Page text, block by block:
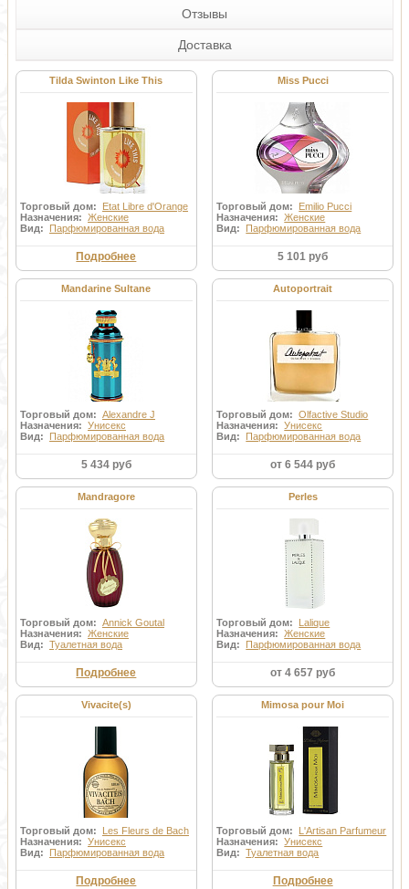
Отзывы
Доставка
Tilda Swinton Like This
Торговый дом:
Etat Libre d'Orange
Назначения: Женские
Вид:
Парфюмированная вода
Подробнее
Miss Pucci
Торговый дом:
Emilio Pucci
Назначения:Женские
Вид:
Парфюмированная вода
5 101 руб
Mandarine Sultane
Торговый дом: Alexandre J
Назначения: Унисекс
Вид:
Парфюмированная вода
5 434 руб
Autoportrait
Торговый дом:Olfactive Studio
Назначения:Унисекс
Вид:
Парфюмированная вода
от 6 544 руб
Mandragore
Торговый дом: Annick Goutal
Назначения: Женские
Вид: Туалетная вода
Подробнее
Perles
Торговый дом:
Lalique
Назначения:Женские
Вид:
Парфюмированная вода
от 4 657 руб
Vivacite(s)
Торговый дом:
Les Fleurs de Bach
Назначения: Унисекс
Вид:
Парфюмированная вода
Подробнее
Mimosa pour Moi
Торговый дом:
L'Artisan Parfumeur
Назначения:Унисекс
Вид:Туалетная вода
Подробнее